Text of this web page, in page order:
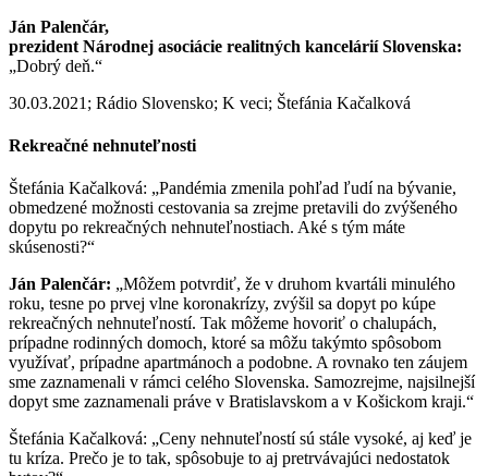
Ján Palenčár,
prezident Národnej asociácie realitných kancelárií Slovenska:
„Dobrý deň.“
30.03.2021; Rádio Slovensko; K veci; Štefánia Kačalková
Rekreačné nehnuteľnosti
Štefánia Kačalková: „Pandémia zmenila pohľad ľudí na bývanie,
obmedzené možnosti cestovania sa zrejme pretavili do zvýšeného
dopytu po rekreačných nehnuteľnostiach. Aké s tým máte
skúsenosti?“
Ján Palenčár: „Môžem potvrdiť, že v druhom kvartáli minulého
roku, tesne po prvej vlne koronakrízy, zvýšil sa dopyt po kúpe
rekreačných nehnuteľností. Tak môžeme hovoriť o chalupách,
prípadne rodinných domoch, ktoré sa môžu takýmto spôsobom
využívať, prípadne apartmánoch a podobne. A rovnako ten záujem
sme zaznamenali v rámci celého Slovenska. Samozrejme, najsilnejší
dopyt sme zaznamenali práve v Bratislavskom a v Košickom kraji.“
Štefánia Kačalková: „Ceny nehnuteľností sú stále vysoké, aj keď je
tu kríza. Prečo je to tak, spôsobuje to aj pretrvávajúci nedostatok